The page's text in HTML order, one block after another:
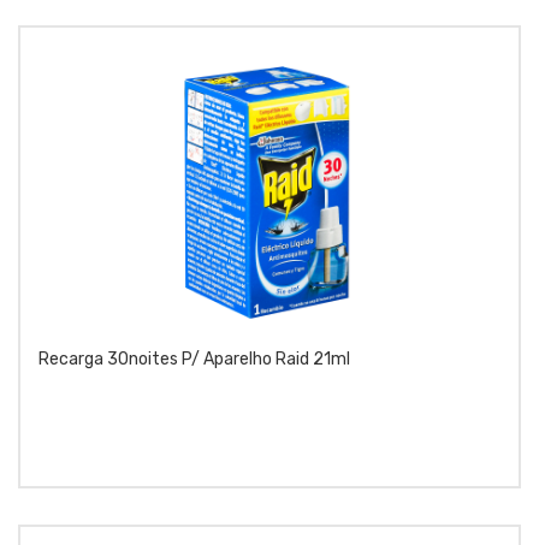
Recarga 30noites P/ Aparelho Raid 21ml